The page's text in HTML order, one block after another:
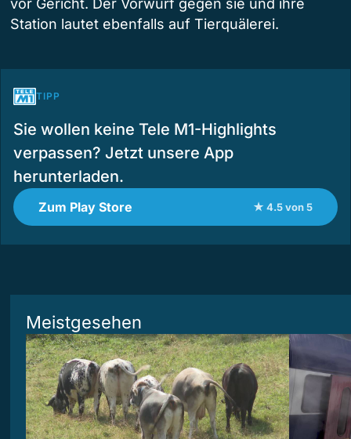
vor Gericht. Der Vorwurf gegen sie und ihre
Station lautet ebenfalls auf Tierquälerei.
TIPP
Sie wollen keine Tele M1-Highlights
verpassen? Jetzt unsere App
herunterladen.
Zum Play Store ★ 4.5 von 5
Meistgesehen